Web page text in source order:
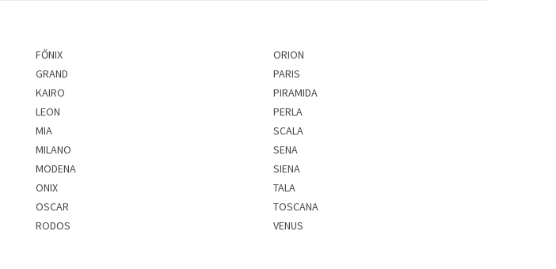
FŐNIX
GRAND
KAIRO
LEON
MIA
MILANO
MODENA
ONIX
OSCAR
RODOS
ORION
PARIS
PIRAMIDA
PERLA
SCALA
SENA
SIENA
TALA
TOSCANA
VENUS